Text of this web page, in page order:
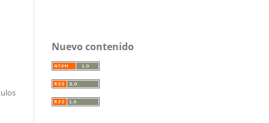
Nuevo contenido